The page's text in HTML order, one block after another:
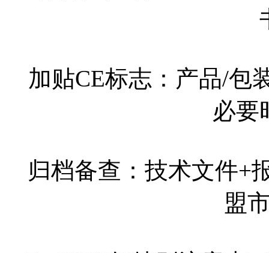
加贴CE标志：产品/包
必要
归档备查：技术文件+
盟